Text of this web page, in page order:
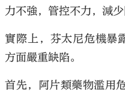
大
力不強，管控不力，減
實際上，芬太尼危機暴
方面嚴重缺陷。
首先，阿片類藥物濫用